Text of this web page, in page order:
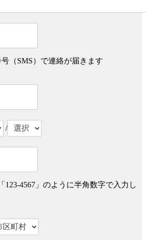
（SMS）で連絡が届きます
/
123-4567」のように半角数字で入力し